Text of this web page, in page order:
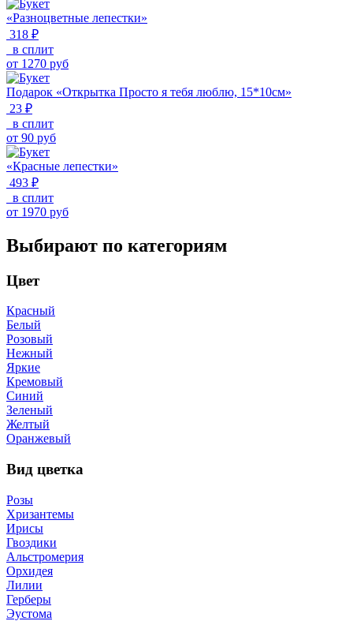
«Разноцветные лепестки»
318 ₽
в сплит
от 1270 руб
Подарок «Открытка Просто я тебя люблю, 15*10см»
23 ₽
в сплит
от 90 руб
«Красные лепестки»
493 ₽
в сплит
от 1970 руб
Выбирают по категориям
Цвет
Красный
Белый
Розовый
Нежный
Яркие
Кремовый
Синий
Зеленый
Желтый
Оранжевый
Вид цветка
Розы
Хризантемы
Ирисы
Гвоздики
Альстромерия
Орхидея
Лилии
Герберы
Эустома